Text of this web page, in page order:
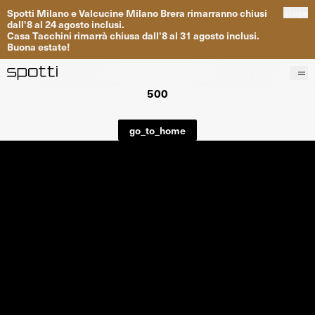
Spotti MilanoeValcucine Milano Brera rimarrannochiusi
dall'8al 24agosto inclusi.
Casa Tacchini rimarrà chiusa dall'8al 31 agosto inclusi.
Buona estate!
Progetti
500
go_to_home